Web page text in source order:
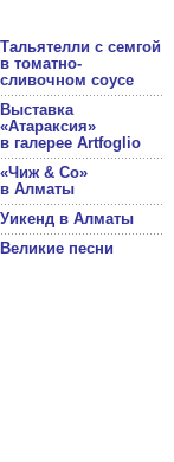
Тальятелли с семгой
в томатно-
сливочном соусе
Выставка
«Атараксия»
в галерее Artfoglio
«Чиж & Co»
в Алматы
Уикенд в Алматы
Великие песни